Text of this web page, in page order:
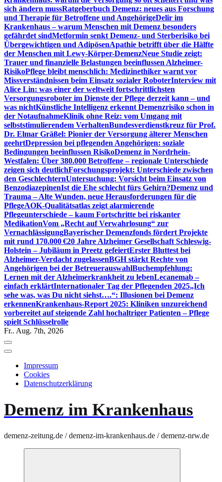
sich ändern mussRatgeberbuch Demenz: neues aus Forschung
und Therapie für Betroffene und AngehörigeDelir im
Krankenhaus – warum Menschen mit Demenz besonders
gefährdet sindMetformin senkt Demenz- und Sterberisiko bei
Übergewichtigen und AdipösenApathie betrifft über die Hälfte
der Menschen mit Lewy-Körper-DemenzNeue Studie zeigt:
Trauer und finanzielle Belastungen beeinflussen Alzheimer-
RisikoPflege bleibt menschlich: Medizinethiker warnt vor
Missverständnissen beim Einsatz sozialer RoboterInterview mit
Alice Lin: was einer der weltweit fortschrittlichsten
Versorgungsroboter im Dienste der Pflege derzeit kann – und
was nichtKünstliche Intelligenz erkennt Demenzrisiko schon in
der NotaufnahmeKlinik ohne Reiz: vom Umgang mit
selbststimulierendem VerhaltenBundesverdienstkreuz für Prof.
Dr. Elmar Gräßel: Pionier der Versorgung älterer Menschen
geehrtDepression bei pflegenden Angehörigen: soziale
Bedingungen beeinflussen RisikoDemenz in Nordrhein-
Westfalen: Über 380.000 Betroffene – regionale Unterschiede
zeigen sich deutlichForschungsprojekt: Unterschiede zwischen
den GeschlechternUntersuchung: Vorsicht beim Einsatz von
BenzodiazepinenIst die Ehe schlecht fürs Gehirn?Demenz und
Trauma – Alte Wunden, neue Herausforderungen für die
PflegeAOK-Qualitätsatlas zeigt alarmierende
Pflegeunterschiede – kaum Fortschritte bei riskanter
MedikationVom „Recht auf Verwahrlosung“ zur
VernachlässigungBayerischer Demenzfonds fördert Projekte
mit rund 170.000 €20 Jahre Alzheimer Gesellschaft Schleswig-
Holstein – Jubiläum in Preetz gefeiertErster Bluttest bei
Alzheimer-Verdacht zugelassenBGH stärkt Rechte von
Angehörigen bei der BetreuerauswahlBuchempfehlung:
Lernen mit der Alzheimerkrankheit zu lebenLecanemab –
einfach erklärtInternationaler Tag der Pflegenden 2025„Ich
sehe was, was Du nicht siehst….“: Illusionen bei Demenz
erkennenKrankenhaus-Report 2025: Kliniken unzureichend
vorbereitet auf steigende Zahl hochaltriger Patienten – Pflege
spielt Schlüsselrolle
Fr.. Aug. 7th, 2026
Impressum
Cookies
Datenschutzerklärung
Demenz im Krankenhaus
demenz-zeitung.de / demenz-im-krankenhaus.de / demenz-nrw.de